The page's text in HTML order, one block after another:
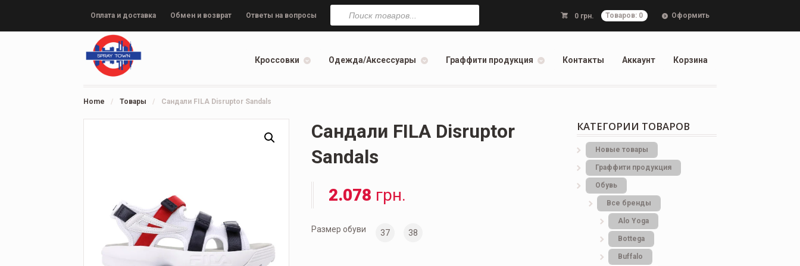
Оплата и доставка Обмен и возврат Ответы на вопросы 0 грн. Товаров: 0 Оформить
Поиск
товаров
Кроссовки Одежда/Аксессуары Граффити продукция Контакты Аккаунт Корзина
Home / Товары / Сандали FILA Disruptor Sandals
Сандали FILA Disruptor
Sandals
2.078 грн.
Размер обуви 37 38
КАТЕГОРИИ ТОВАРОВ
Новые товары
Граффити продукция
Обувь
Все бренды
Alo Yoga
Bottеga
Buffalo